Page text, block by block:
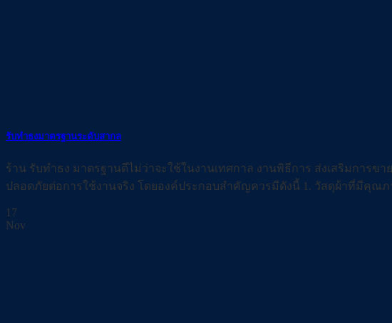
รับทำธงมาตรฐานระดับสากล
ร้าน รับทำธง มาตรฐานดีไม่ว่าจะใช้ในงานเทศกาล งานพิธีการ ส่งเสริมกา
ปลอดภัยต่อการใช้งานจริง โดยองค์ประกอบสำคัญควรมีดังนี้ 1. วัสดุผ้าที่มีคุณ
17
Nov